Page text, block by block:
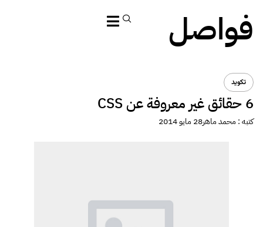
فواصل
تكويد
6 حقائق غير معروفة عن CSS
كتبه :محمد ماهر28 مايو 2014